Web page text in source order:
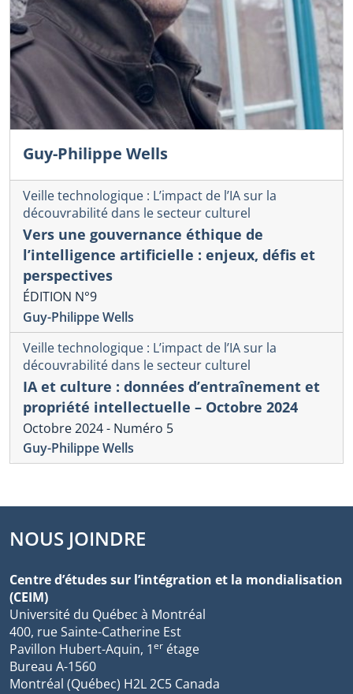
Guy-Philippe Wells
Veille technologique : L’impact de l’IA sur la
découvrabilité dans le secteur culturel
Vers une gouvernance éthique de
l’intelligence artificielle : enjeux, défis et
perspectives
ÉDITION N°9
Guy-Philippe Wells
Veille technologique : L’impact de l’IA sur la
découvrabilité dans le secteur culturel
IA et culture : données d’entraînement et
propriété intellectuelle – Octobre 2024
Octobre 2024 - Numéro 5
Guy-Philippe Wells
NOUS JOINDRE
Centre d’études sur l’intégration et la mondialisation
(CEIM)
Université du Québec à Montréal
400, rue Sainte-Catherine Est
Pavillon Hubert-Aquin, 1er étage
Bureau A-1560
Montréal (Québec) H2L 2C5 Canada